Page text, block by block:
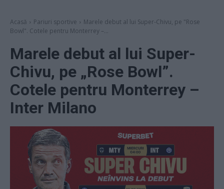
Acasă Pariuri sportive
Marele debut al lui Super-Chivu, pe "Rose
Bowl". Cotele pentru Monterrey –...
Marele debut al lui Super-
Chivu, pe „Rose Bowl”.
Cotele pentru Monterrey –
Inter Milano